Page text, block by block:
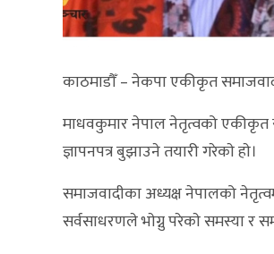
काठमाडौँ – नेकपा एकीकृत
माधवकुमार नेपाल नेतृत्वको एकीकृत
ज्ञापनपत्र बुझाउने तयारी गरेकाे हाे।
समाजवादीका अध्यक्ष नेपालको
सर्वसाधरणले भाेग्नु परेकाे समस्या र